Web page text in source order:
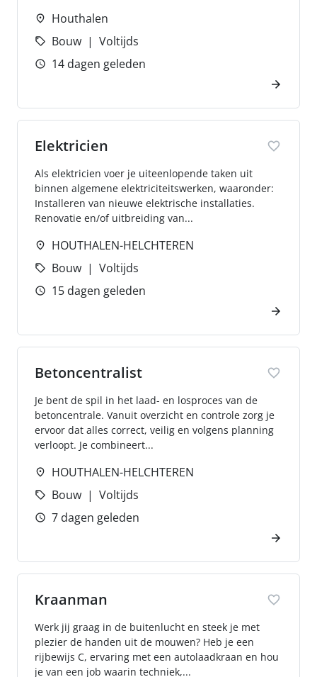
Houthalen
Bouw
Voltijds
14 dagen geleden
Elektricien
Als elektricien voer je uiteenlopende taken uit
binnen algemene elektriciteitswerken, waaronder:
Installeren van nieuwe elektrische installaties.
Renovatie en/of uitbreiding van...
HOUTHALEN-HELCHTEREN
Bouw
Voltijds
15 dagen geleden
Betoncentralist
Je bent de spil in het laad- en losproces van de
betoncentrale. Vanuit overzicht en controle zorg je
ervoor dat alles correct, veilig en volgens planning
verloopt. Je combineert...
HOUTHALEN-HELCHTEREN
Bouw
Voltijds
7 dagen geleden
Kraanman
Werk jij graag in de buitenlucht en steek je met
plezier de handen uit de mouwen? Heb je een
rijbewijs C, ervaring met een autolaadkraan en hou
je van een job waarin techniek,...